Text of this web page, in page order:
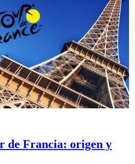
de Francia: origen y